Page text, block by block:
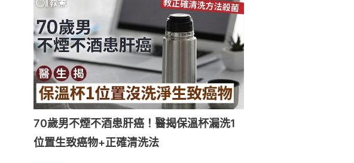
70歲男不煙不酒患肝癌！醫揭保溫杯漏洗1
位置生致癌物+正確清洗法